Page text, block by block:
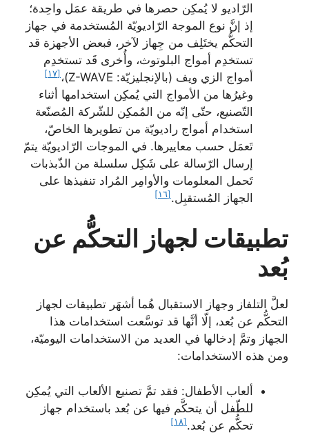
الرّاديو لا يُمكِن حصرها في طريقة عمَل واحِدة؛
إذ إنَّ نوع الموجة الرّاديويّة المُستخدمة في جهاز
التحكُّم يختَلِف من جِهاز لآخر، فبعض الأجهزة قد
تستخدِم أمواج البلوتوث، وأُخرى قَد تستخدِم
أمواج الزي ويف (بالإنجليزيّة: Z-WAVE)،
[١٧]
وغيرُها من الأمواج التي يُمكِن استخدامها أثناء
التّصنيع، حتّى إنّه من المُمكِن للشّركة المُصنّعة
استخدام أمواج راديويّة من تطويرها الخاصّ،
تَعمَل حسب معاييرها. في الموجات الرّاديويّة يتمّ
إرسال الرّسالة على شَكِل سلسلة من الذّبذبات
تَحمل المعلومات والأوامِر المُراد تنفيذها على
الجهاز المُستقبِل. [١٦]
تطبيقات لجهاز التحكُّم عن
بُعد
لعلَّ التلفاز وجهاز الاستقبال هُما أشهَر تطبيقات لجهاز
التحكُّم عن بُعد، إلّا أنَّها قد توسَّعت استخدامات هذا
الجهاز وتمَّ إدخالها في العديد من الاستخدامات اليوميّة،
ومن هذه الاستخدامات:
ألعاب الأطفال: فقد تمَّ تصنيع الألعاب التي يُمكِن
للطّفل أن يتحكَّم فيها عن بُعد باستخدام جهاز
تحكُّم عن بُعد. [١٨]